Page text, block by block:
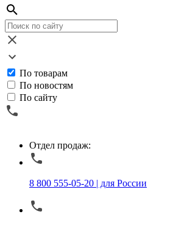
По товарам
По новостям
По сайту
Отдел продаж:
8 800 555-05-20 | для России